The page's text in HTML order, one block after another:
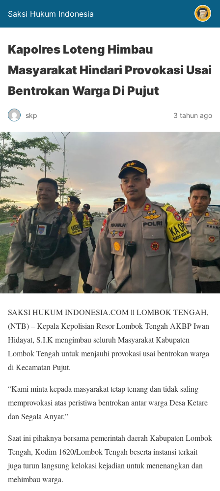
Saksi Hukum Indonesia
Kapolres Loteng Himbau
Masyarakat Hindari Provokasi Usai
Bentrokan Warga Di Pujut
skp 3 tahun ago
SAKSI HUKUM INDONESIA.COM ll LOMBOK TENGAH,
(NTB) – Kepala Kepolisian Resor Lombok Tengah AKBP Iwan
Hidayat, S.I.K mengimbau seluruh Masyarakat Kabupaten
Lombok Tengah untuk menjauhi provokasi usai bentrokan warga
di Kecamatan Pujut.
“Kami minta kepada masyarakat tetap tenang dan tidak saling
memprovokasi atas peristiwa bentrokan antar warga Desa Ketare
dan Segala Anyar,”
Saat ini pihaknya bersama pemerintah daerah Kabupaten Lombok
Tengah, Kodim 1620/Lombok Tengah beserta instansi terkait
juga turun langsung kelokasi kejadian untuk menenangkan dan
mehimbau warga.